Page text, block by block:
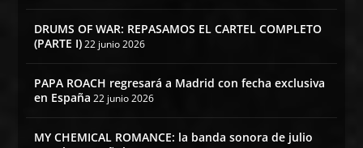
DRUMS OF WAR: REPASAMOS EL CARTEL COMPLETO
(PARTE I) 22 junio 2026
PAPA ROACH regresará a Madrid con fecha exclusiva
en España 22 junio 2026
MY CHEMICAL ROMANCE: la banda sonora de julio